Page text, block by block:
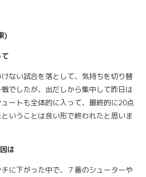
)
ない試合を落として、気持ちを切り替
でしたが、出だしから集中して昨日は
ートも全体的に入って、最終的に20点
いうことは良い形で終われたと思いま
は
に下がった中で、７番のシューターや